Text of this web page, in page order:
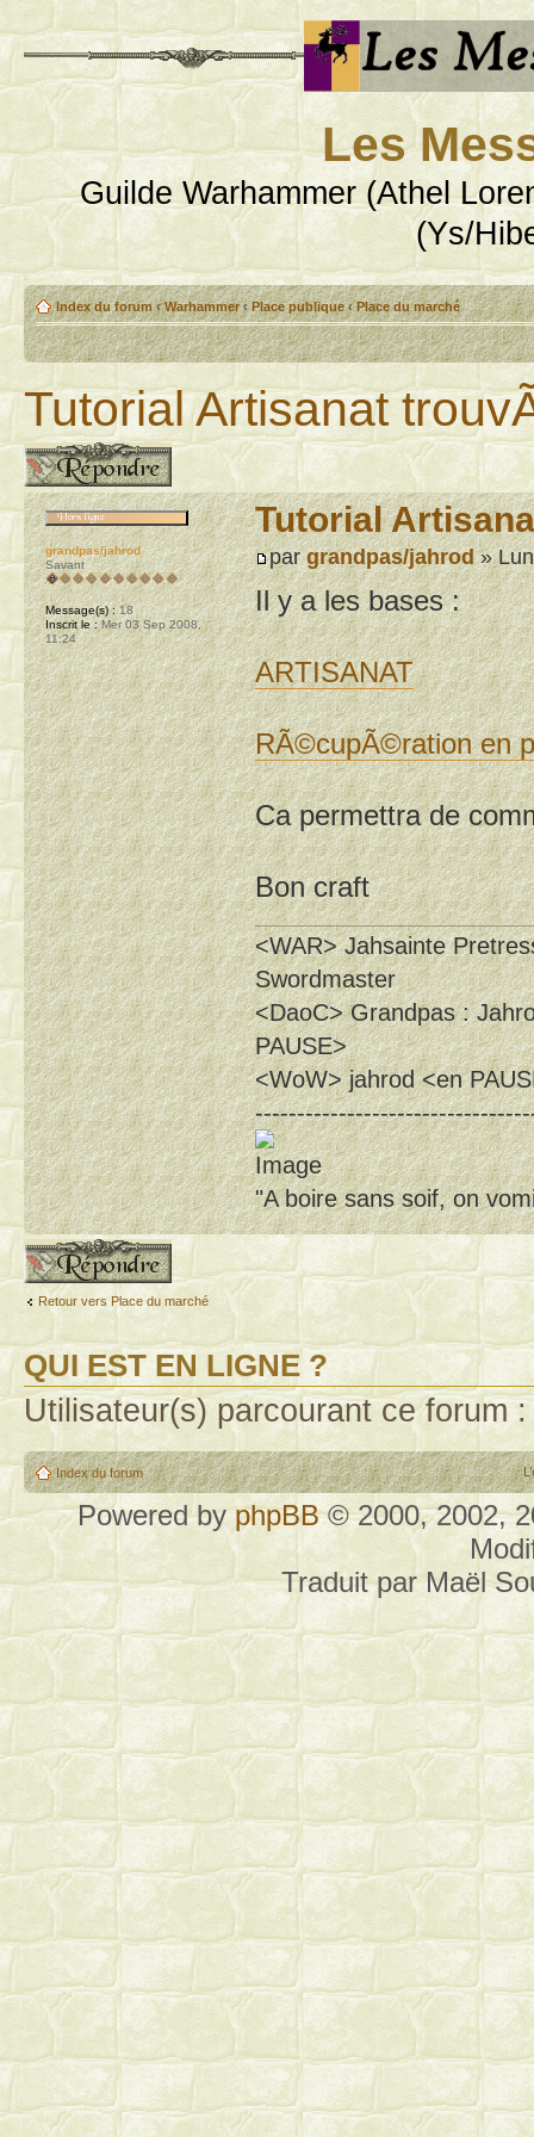
Les
Guilde Warhammer (Athel
(Ys/
Index du forum ‹ Warhammer ‹ Place publique ‹ Place du marché
Tutorial Artisanat
Publier une réponse
Tutorial
pargrandpas/jahrod»
Il y a les bases :
ARTISANAT
RÃ©cupÃ©ration en
Ca permettra de
Bon craft
<WAR> Jahsainte
Swordmaster
<DaoC> Grandpas :
PAUSE>
<WoW> jahrod <en
"A boire sans soif, on
grandpas/jahrod
Savant
Message(s) :18
Inscrit le :Mer 03 Sep 2008,
11:24
Publier une réponse
Retour vers Place du marché
QUI EST EN LIGNE ?
Utilisateur(s) parcourant ce forum
Index du forum
Powered byphpBB© 2000, 2002,
Traduit par Maël